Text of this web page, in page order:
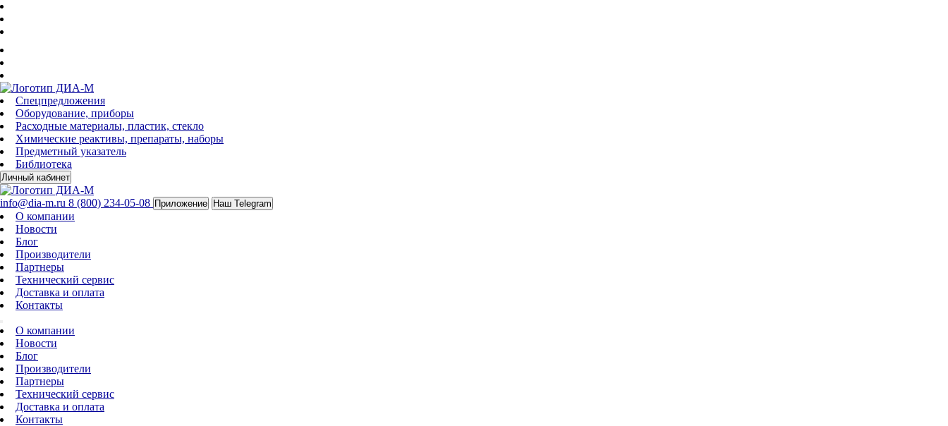
Спецпредложения
Оборудование, приборы
Расходные материалы, пластик, стекло
Химические реактивы, препараты, наборы
Предметный указатель
Библиотека
Личный кабинет
info@dia-m.ru 8 (800) 234-05-08 Приложение Наш Telegram
О компании
Новости
Блог
Производители
Партнеры
Технический сервис
Доставка и оплата
Контакты
О компании
Новости
Блог
Производители
Партнеры
Технический сервис
Доставка и оплата
Контакты